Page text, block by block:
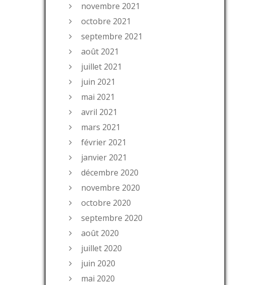
novembre 2021
octobre 2021
septembre 2021
août 2021
juillet 2021
juin 2021
mai 2021
avril 2021
mars 2021
février 2021
janvier 2021
décembre 2020
novembre 2020
octobre 2020
septembre 2020
août 2020
juillet 2020
juin 2020
mai 2020